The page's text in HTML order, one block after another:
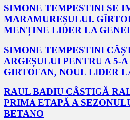
SIMONE TEMPESTINI SE
MARAMUREȘULUI.
MENȚINE LIDER LA
SIMONE TEMPESTINI
ARGEȘULUI PENTRU A 5-
GIRTOFAN, NOUL LIDER
RAUL BADIU CÂSTIGĂ
PRIMA ETAPĂ A
BETANO